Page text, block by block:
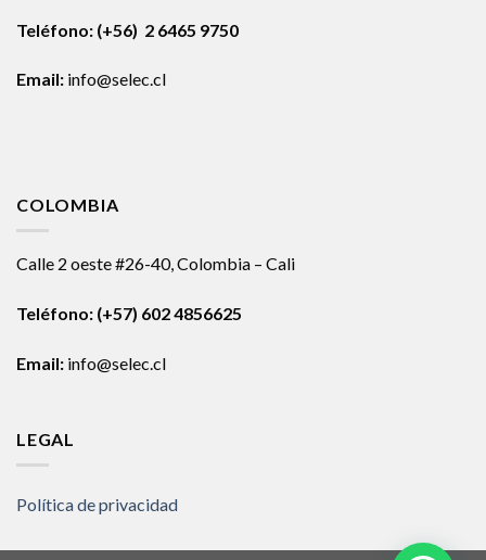
Teléfono: (+56) 2 6465 9750
Email: info@selec.cl
COLOMBIA
Calle 2 oeste #26-40, Colombia – Cali
Teléfono: (+57) 602 4856625
Email: info@selec.cl
LEGAL
Política de privacidad